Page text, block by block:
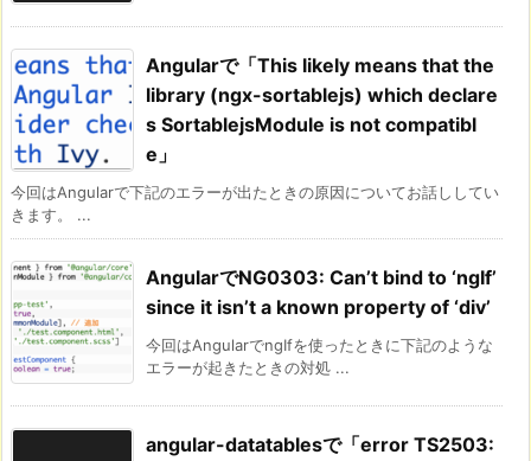
Angularで「This likely means that the
library (ngx-sortablejs) which declare
s SortablejsModule is not compatibl
e」
今回はAngularで下記のエラーが出たときの原因についてお話ししてい
きます。 ...
AngularでNG0303: Can’t bind to ‘ngIf’
since it isn’t a known property of ‘div’
今回はAngularでngIfを使ったときに下記のような
エラーが起きたときの対処 ...
angular-datatablesで「error TS2503: